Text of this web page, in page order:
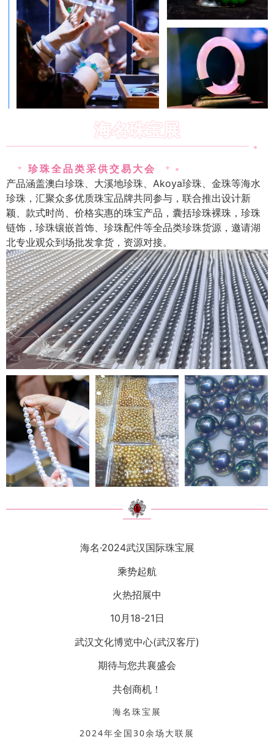
海名珠宝展
•
✦ 珍珠全品类采供交易大会 ✦
•
产品涵盖澳白珍珠、大溪地珍珠、Akoya珍珠、金珠等海水
珍珠，汇聚众多优质珠宝品牌共同参与，联合推出设计新
颖、款式时尚、价格实惠的珠宝产品，囊括珍珠裸珠，珍珠
链饰，珍珠镶嵌首饰、珍珠配件等全品类珍珠货源，邀请湖
北专业观众到场批发拿货，资源对接。
海名·2024武汉国际珠宝展
乘势起航
火热招展中
10月18-21日
武汉文化博览中心(武汉客厅)
期待与您共襄盛会
共创商机！
海名珠宝展
2024年全国30余场大联展